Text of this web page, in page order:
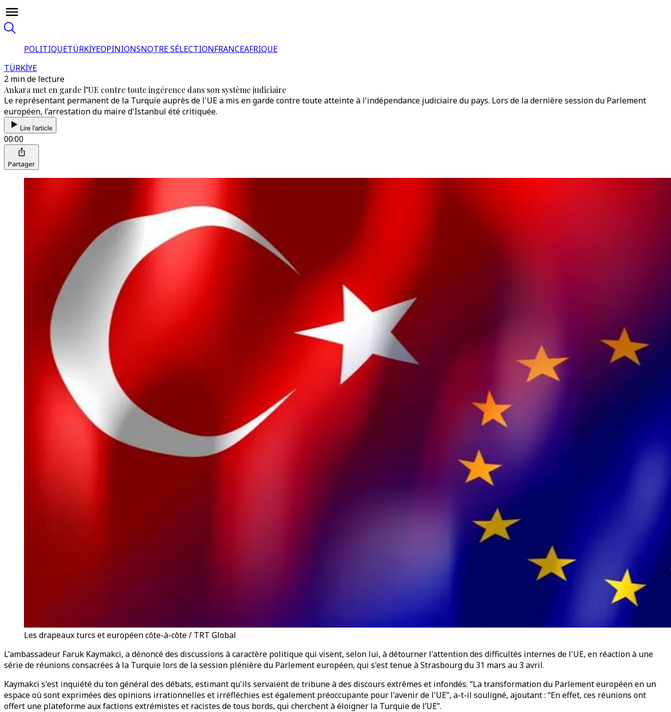
POLITIQUETÜRKİYEOPINIONSNOTRE SÉLECTIONFRANCEAFRIQUE
TÜRKİYE
2 min de lecture
Ankara met en garde l’UE contre toute ingérence dans son système judiciaire
Le représentant permanent de la Turquie auprès de l'UE a mis en garde contre toute atteinte à l'indépendance judiciaire du pays. Lors de la dernière session du Parlement
européen, l’arrestation du maire d'Istanbul été critiquée.
Lire l'article
00:00
Partager
Les drapeaux turcs et européen côte-à-côte / TRT Global
L'ambassadeur Faruk Kaymakci, a dénoncé des discussions à caractère politique qui visent, selon lui, à détourner l'attention des difficultés internes de l'UE, en réaction à une
série de réunions consacrées à la Turquie lors de la session plénière du Parlement européen, qui s'est tenue à Strasbourg du 31 mars au 3 avril.
Kaymakci s'est inquiété du ton général des débats, estimant qu'ils servaient de tribune à des discours extrêmes et infondés. “La transformation du Parlement européen en un
espace où sont exprimées des opinions irrationnelles et irréfléchies est également préoccupante pour l'avenir de l'UE”, a-t-il souligné, ajoutant : “En effet, ces réunions ont
offert une plateforme aux factions extrémistes et racistes de tous bords, qui cherchent à éloigner la Turquie de l’UE”.